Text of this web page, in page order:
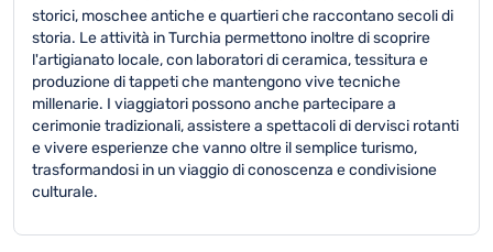
storici, moschee antiche e quartieri che raccontano secoli di
storia. Le attività in Turchia permettono inoltre di scoprire
l'artigianato locale, con laboratori di ceramica, tessitura e
produzione di tappeti che mantengono vive tecniche
millenarie. I viaggiatori possono anche partecipare a
cerimonie tradizionali, assistere a spettacoli di dervisci rotanti
e vivere esperienze che vanno oltre il semplice turismo,
trasformandosi in un viaggio di conoscenza e condivisione
culturale.